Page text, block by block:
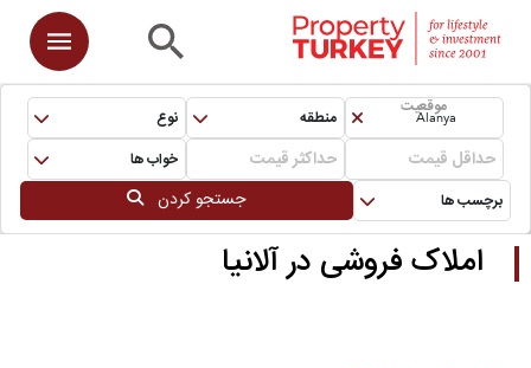
موقعیت
Alanya منطقه
نوع
خواب ها
برچسب ها
جستجو کردن
املاک فروشی در آلانیا